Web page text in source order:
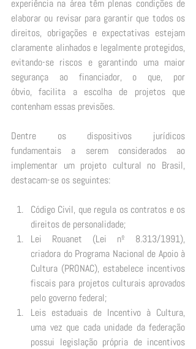
experiência na área têm plenas condições de
elaborar ou revisar para garantir que todos os
direitos, obrigações e expectativas estejam
claramente alinhados e legalmente protegidos,
evitando-se riscos e garantindo uma maior
segurança ao financiador, o que, por
óbvio, facilita a escolha de projetos que
contenham essas previsões.
Dentre os dispositivos jurídicos
fundamentais a serem considerados ao
implementar um projeto cultural no Brasil,
destacam-se os seguintes:
Código Civil, que regula os contratos e os
direitos de personalidade;
Lei Rouanet (Lei nº 8.313/1991),
criadora do Programa Nacional de Apoio à
Cultura (PRONAC), estabelece incentivos
fiscais para projetos culturais aprovados
pelo governo federal;
Leis estaduais de Incentivo à Cultura,
uma vez que cada unidade da federação
possui legislação própria de incentivos